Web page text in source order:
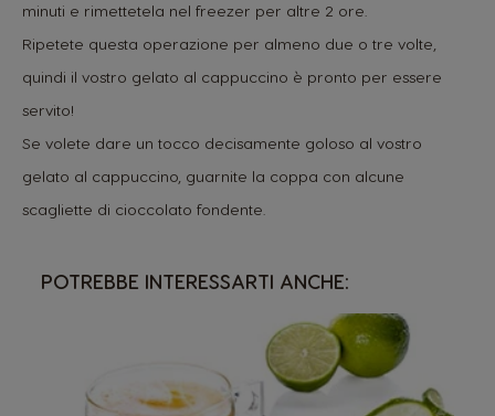
minuti e rimettetela nel freezer per altre 2 ore.
Ripetete questa operazione per almeno due o tre volte,
quindi il vostro gelato al cappuccino è pronto per essere
servito!
Se volete dare un tocco decisamente goloso al vostro
gelato al cappuccino, guarnite la coppa con alcune
scagliette di cioccolato fondente.
POTREBBE INTERESSARTI ANCHE: